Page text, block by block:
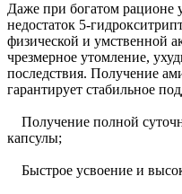
Даже при богатом рационе
недостаток 5-
физической и умственной
чрезмерное утомление,
последствия. Получение
гарантирует стабильное
Получение полной
капсулы;
Быстрое усвоение и